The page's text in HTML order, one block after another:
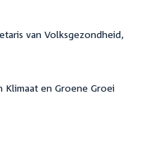
van Volksgezondheid,
Klimaat en Groene Groei